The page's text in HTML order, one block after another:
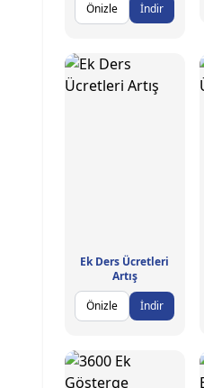
Önizle
İndir
Ek Ders Ücretleri
Artış
Önizle
İndir